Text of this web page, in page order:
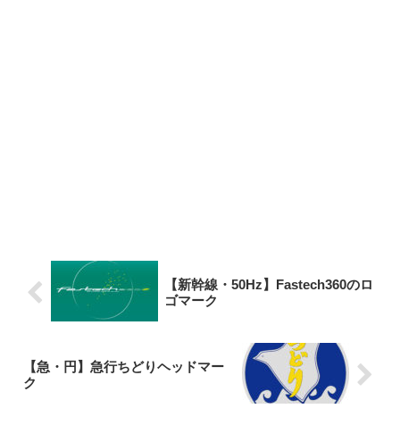
【新幹線・50Hz】Fastech360のロ
ゴマーク
【急・円】急行ちどりヘッドマー
ク